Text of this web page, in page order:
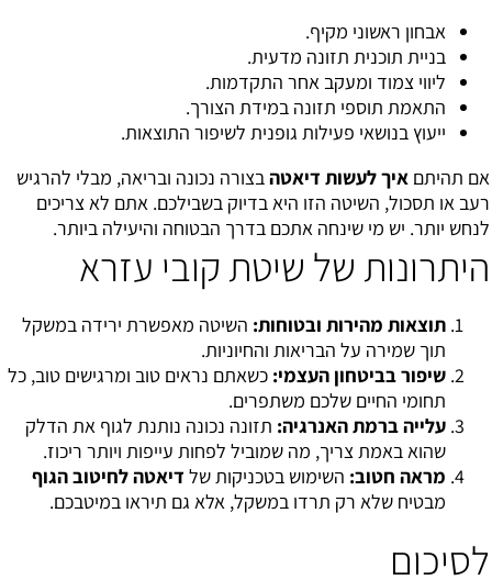
אבחון ראשוני מקיף.
בניית תוכנית תזונה מדעית.
ליווי צמוד ומעקב אחר התקדמות.
התאמת תוספי תזונה במידת הצורך.
ייעוץ בנושאי פעילות גופנית לשיפור התוצאות.
אם תהיתם איך לעשות דיאטה בצורה נכונה ובריאה, מבלי להרגיש
רעב או תסכול, השיטה הזו היא בדיוק בשבילכם. אתם לא צריכים
לנחש יותר. יש מי שינחה אתכם בדרך הבטוחה והיעילה ביותר.
היתרונות של שיטת קובי עזרא
תוצאות מהירות ובטוחות: השיטה מאפשרת ירידה במשקל
תוך שמירה על הבריאות והחיוניות.
שיפור בביטחון העצמי: כשאתם נראים טוב ומרגישים טוב, כל
תחומי החיים שלכם משתפרים.
עלייה ברמת האנרגיה: תזונה נכונה נותנת לגוף את הדלק
שהוא באמת צריך, מה שמוביל לפחות עייפות ויותר ריכוז.
מראה חטוב: השימוש בטכניקות של דיאטה לחיטוב הגוף
מבטיח שלא רק תרדו במשקל, אלא גם תיראו במיטבכם.
לסיכום